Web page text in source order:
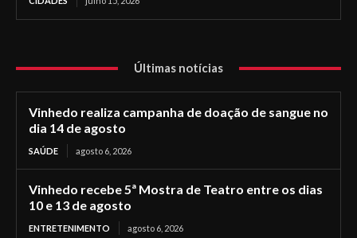
Últimas notícias
Vinhedo realiza campanha de doação de sangue no
dia 14 de agosto
SAÚDE agosto 6, 2026
Vinhedo recebe 5ª Mostra de Teatro entre os dias
10 e 13 de agosto
ENTRETENIMENTO agosto 6, 2026